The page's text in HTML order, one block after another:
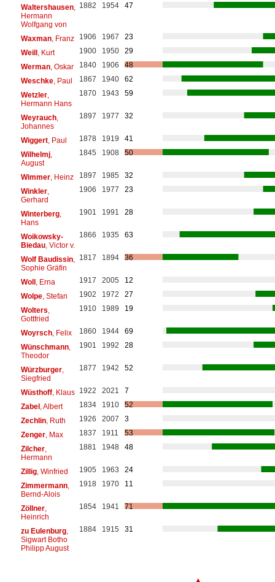
Waltershausen,
Hermann
Wolfgang von
1882 1954 47
Waxman, Franz 1906 1967
23
Weill, Kurt 1900 1950
29
Werman, Oskar 1840 1906
48
Weschke, Paul 1867 1940
62
Wetzler,
Hermann Hans
1870 1943 59
Weyrauch,
Johannes
1897 1977 32
Wiggert, Paul 1878 1919
41
Wilhelmj,
August
1845 1908 50
Wimmer, Heinz 1897 1985
32
Winkler,
Gerhard
1906 1977 23
Winterberg,
Hans
1901 1991 28
Woikowsky-
Biedau, Victor v.
1866 1935 63
Wolf Baudissin,
Sophie Gräfin
1817 1894 36
Woll, Erna 1917 2005
12
Wolpe, Stefan 1902 1972
27
Wolters
Gottfried
1910 1989 19
Woyrsch, Felix 1860 1944
69
Wünschmann,
Theodor
1901 1992 28
Würzburger,
Siegfried
1877 1942 52
Wüsthoff, Klaus 1922 2021
7
Zabel, Albert 1834 1910
52
Zechlin, Ruth 1926 2007
3
Zenger, Max 1837 1911
53
Zilcher,
Hermann
1881 1948 48
Zillig, Winfried 1905 1963
24
Zimmermann,
Bernd-Alois
1918 1970 11
Zöllner,
Heinrich
1854 1941 71
zu Eulenburg,
Sigwart Botho
Philipp August
1884 1915 31